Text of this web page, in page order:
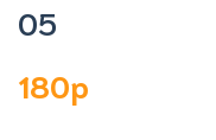
05
180p